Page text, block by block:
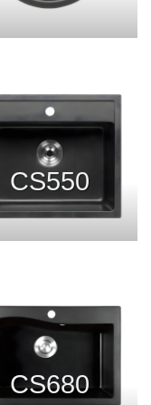
CS550
CS680